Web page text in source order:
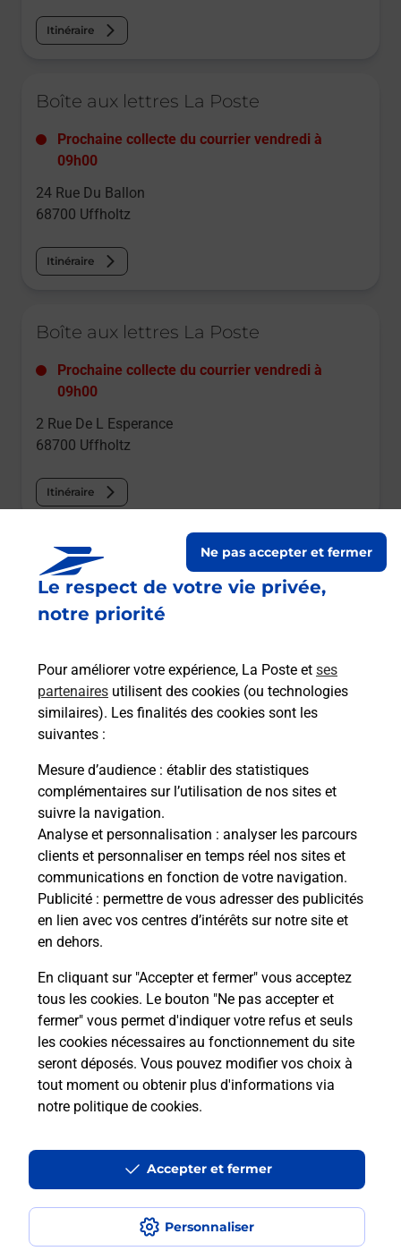
Le respect de votre vie privée,
notre priorité
Pour améliorer votre expérience, La Poste et ses
partenaires utilisent des cookies (ou technologies
similaires). Les finalités des cookies sont les
suivantes :
Mesure d’audience : établir des statistiques
complémentaires sur l’utilisation de nos sites et
suivre la navigation.
Analyse et personnalisation : analyser les parcours
clients et personnaliser en temps réel nos sites et
communications en fonction de votre navigation.
Publicité : permettre de vous adresser des publicités
en lien avec vos centres d’intérêts sur notre site et
en dehors.
En cliquant sur "Accepter et fermer" vous acceptez
tous les cookies. Le bouton "Ne pas accepter et
fermer" vous permet d'indiquer votre refus et seuls
les cookies nécessaires au fonctionnement du site
seront déposés. Vous pouvez modifier vos choix à
tout moment ou obtenir plus d'informations via
notre politique de cookies.
Personnaliser
Ne pas accepter et fermer
Accepter et fermer
Itinéraire
Boîte aux lettres La Poste
Prochaine collecte du courrier vendredi à
09h00
24 Rue Du Ballon
68700 Uffholtz
Itinéraire
Boîte aux lettres La Poste
Prochaine collecte du courrier vendredi à
09h00
2 Rue De L Esperance
68700 Uffholtz
Itinéraire
Boîte aux lettres La Poste
Prochaine collecte du courrier vendredi
09h00
68700 Uffholtz
Le lien s'ouvre dans un nouvel onglet
Boîte aux lettres La Poste
Prochaine collecte du courriervendredià
09h00
50 Rue Du Ballon
68700 Uffholtz
Le lien s'ouvre dans un nouvel onglet
Localiser Liste Boîtes aux lettres Haut-Rhin Uffholtz
Accessibilité : partiellement conforme
Conditions contractuelles
Mentions légales